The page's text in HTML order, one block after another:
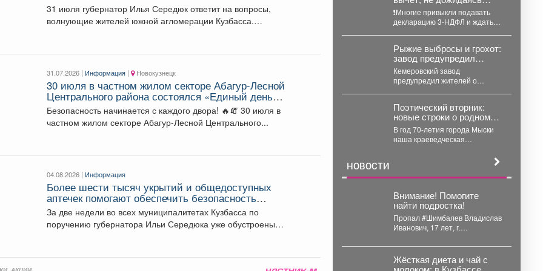
агломерации Кузбасса.
31 июля губернатор Илья Середюк ответит на вопросы,
волнующие жителей южной агломерации Кузбасса.
31.07.2026 | Информация | Новокузнецк
30 июля в частном жилом секторе Абагур-Лесной
Центрального района состоялся «Единый день
профилактики нарушений пожарной
безопасности».
Безопасность начинается с каждого двора! 🔥🧯 30 июля в
частном жилом секторе Абагур-Лесной Центрального...
04.08.2026 | Информация
Более шести тысяч укрытий и общедоступных
аптечек помогают обеспечить безопасность
жителей Кузбасса
За две недели во всех муниципалитетах Кузбасса по
поручению губернатора Ильи Середюка уже обустроены
конца года? Легко!
❗Многие привыкли подавать
декларацию 3-НДФЛ и ждать
Рыжие выбросы и грохот:
завод предупредил
кемеровчан о страшном
Кемеровский завод
предупредил жителей о
Кемерова о плановых...
Поэтический вторник:
новые строки о родном
городе
В год 70-летия города Мыски
наша краеведческая
читателей с...
НОВОСТИ
Внимание! Помогите
найти подростка!
Пропал #Шимбалев Владислав
Иванович, 17 лет, г.
года его...
Жёсткая диета и чай с